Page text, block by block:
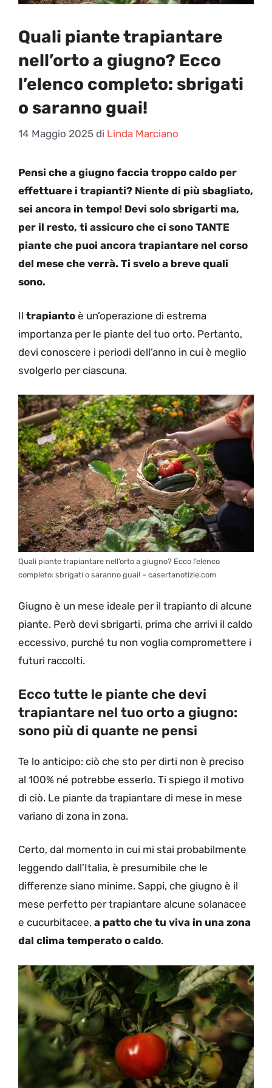
Quali piante trapiantare
nell’orto a giugno? Ecco
l’elenco completo: sbrigati
o saranno guai!
14 Maggio 2025 di Linda Marciano
Pensi che a giugno faccia troppo caldo per
effettuare i trapianti? Niente di più sbagliato,
sei ancora in tempo! Devi solo sbrigarti ma,
per il resto, ti assicuro che ci sono TANTE
piante che puoi ancora trapiantare nel corso
del mese che verrà. Ti svelo a breve quali
sono.
Il trapianto è un’operazione di estrema
importanza per le piante del tuo orto. Pertanto,
devi conoscere i periodi dell’anno in cui è meglio
svolgerlo per ciascuna.
Quali piante trapiantare nell’orto a giugno? Ecco l’elenco
completo: sbrigati o saranno guai! – casertanotizie.com
Giugno è un mese ideale per il trapianto di alcune
piante. Però devi sbrigarti, prima che arrivi il caldo
eccessivo, purché tu non voglia compromettere i
futuri raccolti.
Ecco tutte le piante che devi
trapiantare nel tuo orto a giugno:
sono più di quante ne pensi
Te lo anticipo: ciò che sto per dirti non è preciso
al 100% né potrebbe esserlo. Ti spiego il motivo
di ciò. Le piante da trapiantare di mese in mese
variano di zona in zona.
Certo, dal momento in cui mi stai probabilmente
leggendo dall’Italia, è presumibile che le
differenze siano minime. Sappi, che giugno è il
mese perfetto per trapiantare alcune solanacee
e cucurbitacee, a patto che tu viva in una zona
dal clima temperato o caldo.